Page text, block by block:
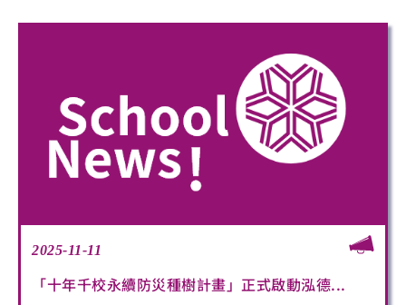
2025-11-11
「十年千校永續防災種樹計畫」正式啟動泓德...